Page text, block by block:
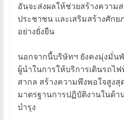
อันจะส่งผลให้ช่วยสร้างความ
ประชาชน และเสริมสร้างศัก
อย่างยั่งยืน
นอกจากนี้บริษัทฯ ยังคงมุ่งมั่น
ผู้นำในการให้บริการเดินรถไ
สากล สร้างความพึงพอใจสูง
มาตรฐานการปฏิบัติงานในด้า
บำรุง